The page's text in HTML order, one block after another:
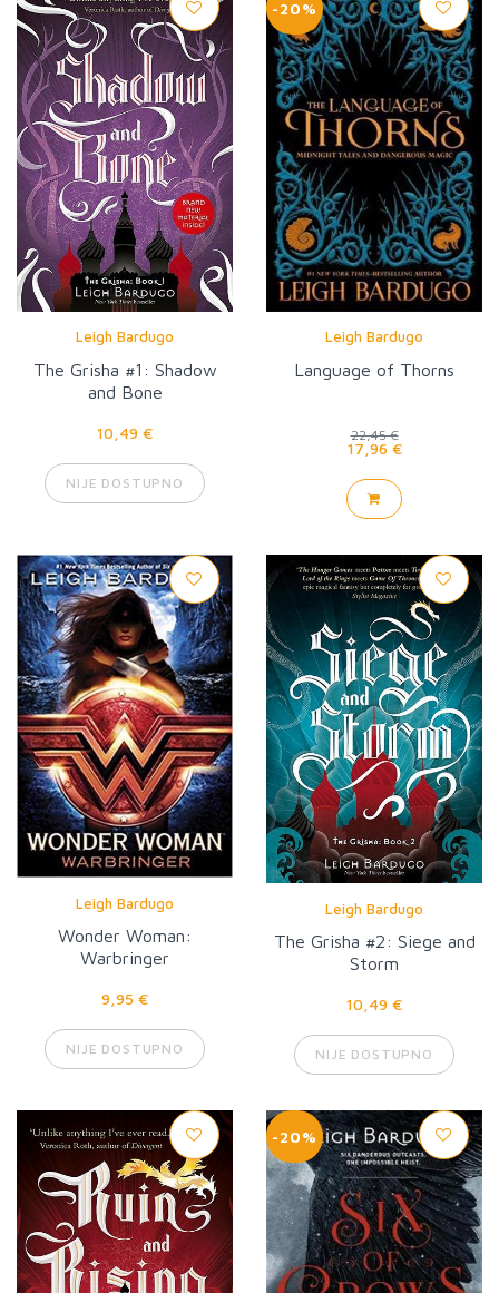
Leigh Bardugo
The Grisha #1: Shadow
and Bone
10,49 €
NIJE DOSTUPNO
-20%
Leigh Bardugo
Language of Thorns
22,45 €
17,96 €
Leigh Bardugo
Wonder Woman:
Warbringer
9,95 €
NIJE DOSTUPNO
Leigh Bardugo
The Grisha #2: Siege and
Storm
10,49 €
NIJE DOSTUPNO
-20%